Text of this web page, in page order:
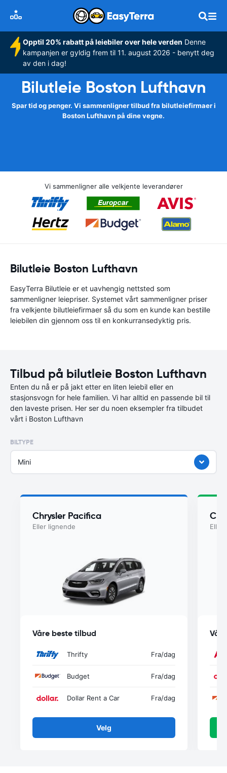
Opptil 20% rabatt på leiebiler over hele verden Denne
kampanjen er gyldig frem til 11. august 2026 - benytt deg
av den i dag!
Bilutleie Boston Lufthavn
Spar tid og penger. Vi sammenligner tilbud fra bilutleiefirmaer i
Boston Lufthavn på dine vegne.
Vi sammenligner alle velkjente leverandører
Bilutleie Boston Lufthavn
EasyTerra Bilutleie er et uavhengig nettsted som
sammenligner leiepriser. Systemet vårt sammenligner priser
fra velkjente bilutleiefirmaer så du som en kunde kan bestille
leiebilen din gjennom oss til en konkurransedyktig pris.
Tilbud på bilutleie Boston Lufthavn
Enten du nå er på jakt etter en liten leiebil eller en
stasjonsvogn for hele familien. Vi har alltid en passende bil til
den laveste prisen. Her ser du noen eksempler fra tilbudet
vårt i Boston Lufthavn
BILTYPE
Mini
Chrysler Pacifica
Eller lignende
Våre beste tilbud
Thrifty Fra/dag
Budget Fra/dag
Dollar Rent a Car Fra/dag
Velg
Eller